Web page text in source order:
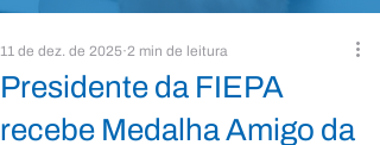
Presidente da FIEPA
recebe Medalha Amigo da
11 de dez. de 2025 2 min de leitura